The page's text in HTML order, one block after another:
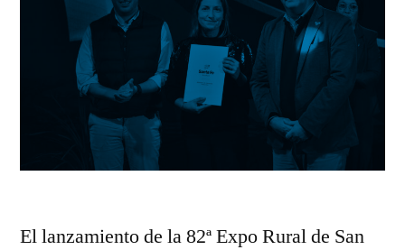
El lanzamiento de la 82ª Expo Rural de San